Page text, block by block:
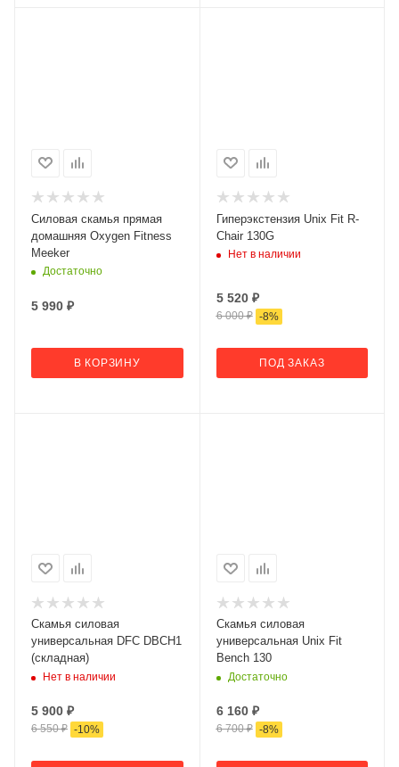
Силовая скамья прямая
домашняя Oxygen Fitness
Meeker
Достаточно
5 990 ₽
В КОРЗИНУ
Гиперэкстензия Unix Fit R-
Chair 130G
Нет в наличии
5 520₽
6 000₽ -8%
ПОД ЗАКАЗ
Скамья силовая
универсальная DFC DBCH1
(складная)
Нет в наличии
5 900 ₽
6 550₽ -10%
Скамья силовая
универсальная Unix Fit
Bench 130
Достаточно
6 160₽
6 700₽ -8%